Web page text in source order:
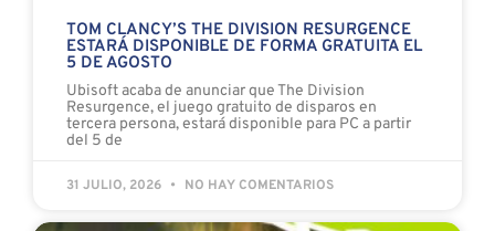
TOM CLANCY’S THE DIVISION RESURGENCE
ESTARÁ DISPONIBLE DE FORMA GRATUITA EL
5 DE AGOSTO
Ubisoft acaba de anunciar que The Division
Resurgence, el juego gratuito de disparos en
tercera persona, estará disponible para PC a partir
del 5 de
31 JULIO, 2026 NO HAY COMENTARIOS